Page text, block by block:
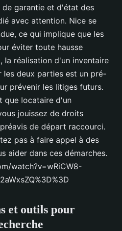
garantie et d'état des
avec attention. Nice se
ce qui implique que les
éviter toute hausse
la réalisation d'un inventaire
deux parties est un pré-
prévenir les litiges futurs.
que locataire d'un
jouissez de droits
de départ raccourci.
pas à faire appel à des
aider dans ces démarches.
watch?v=wRiCW8-
et outils pour